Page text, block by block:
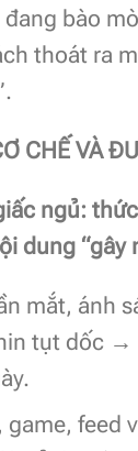
bào
thoát ra
CHẾ VÀ
ngủ:
dung “gây
mắt, ánh
tụt dốc →
game, feed